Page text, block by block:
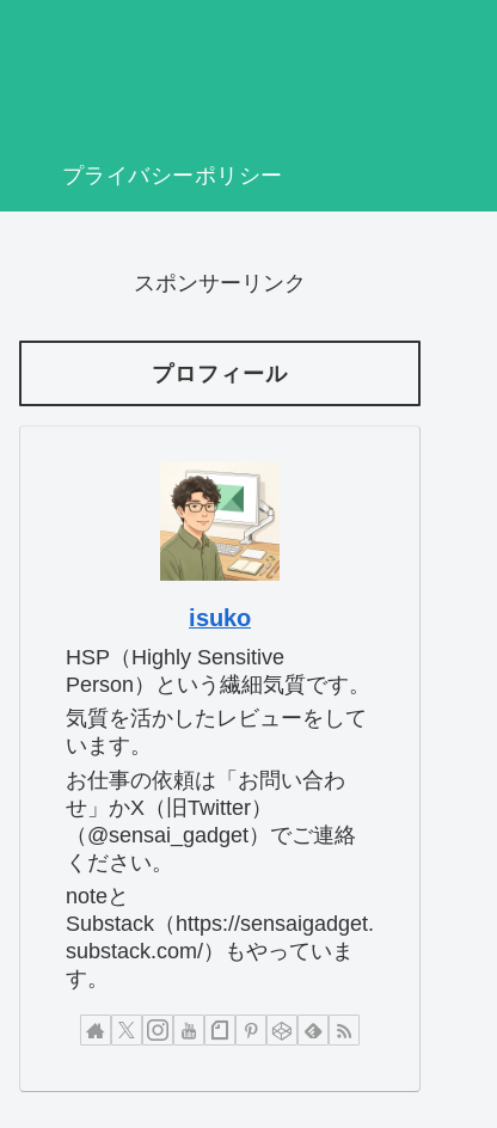
プライバシーポリシー
スポンサーリンク
プロフィール
isuko
HSP（Highly Sensitive
Person）という繊細気質です。
気質を活かしたレビューをして
います。
お仕事の依頼は「お問い合わ
せ」かX（旧Twitter）
（@sensai_gadget）でご連絡
ください。
noteと
Substack（https://sensaigadget.
substack.com/）もやっていま
す。